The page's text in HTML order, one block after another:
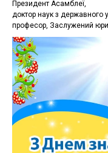
Президент Асамблеї,
доктор наук з державного
професор, Заслужений